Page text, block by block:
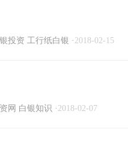
投资 工行纸白银 · 2018-02-15
网 白银知识 · 2018-02-07